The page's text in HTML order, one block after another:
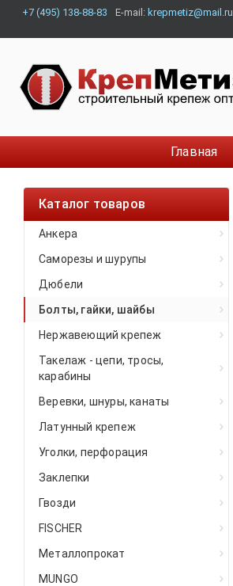
+7 (495) 138-88-83 E-mail: krepmetiz@mail.ru
Главная
Каталог товаров
Анкера
Саморезы и шурупы
Дюбели
Болты, гайки, шайбы
Нержавеющий крепеж
Такелаж - цепи, тросы,
карабины
Веревки, шнуры, канаты
Латунный крепеж
Уголки, перфорация
Заклепки
Гвозди
FISCHER
Металлопрокат
MUNGO